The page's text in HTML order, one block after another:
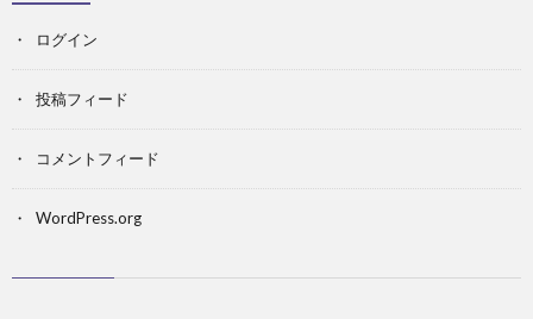
ログイン
投稿フィード
コメントフィード
WordPress.org